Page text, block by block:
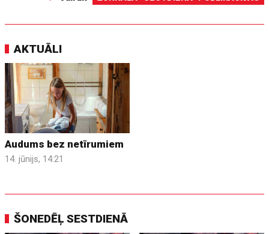
AKTUĀLI
Audums bez netīrumiem
14. jūnijs, 14:21
ŠONEDĒĻ SESTDIENĀ